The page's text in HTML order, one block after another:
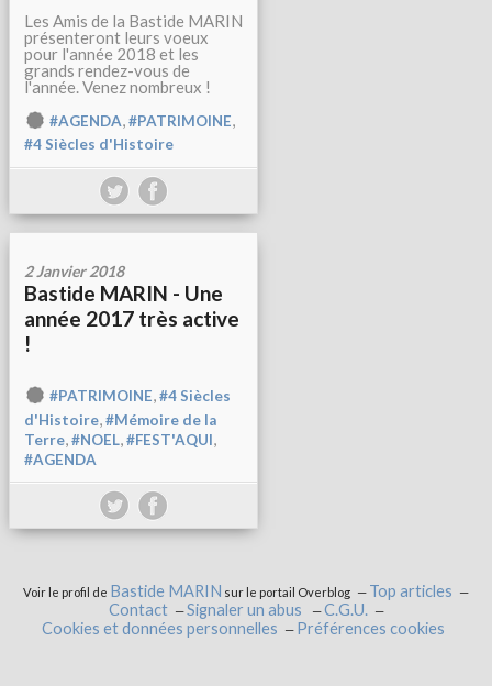
Les Amis de la Bastide MARIN
présenteront leurs voeux
pour l'année 2018 et les
grands rendez-vous de
l'année. Venez nombreux !
#AGENDA,#PATRIMOINE,
#4 Siècles d'Histoire
2 Janvier 2018
Bastide MARIN - Une
année 2017 très active
!
#PATRIMOINE,#4 Siècles
d'Histoire #Mémoire de la
Terre #NOEL #FEST'AQUI
#AGENDA
Voir le profil de Bastide MARIN sur le portail Overblog
Top articles
Contact
Signaler un abus
C.G.U.
Cookies et données personnelles
Préférences cookies